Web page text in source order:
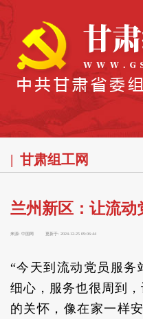
甘肃组工网
兰州新区：让流动
来源: 中国网 更新于: 2024-12-25 09:06:44
“今天到流动党员服务
细心，服务也很周到
的关怀，像在家一样